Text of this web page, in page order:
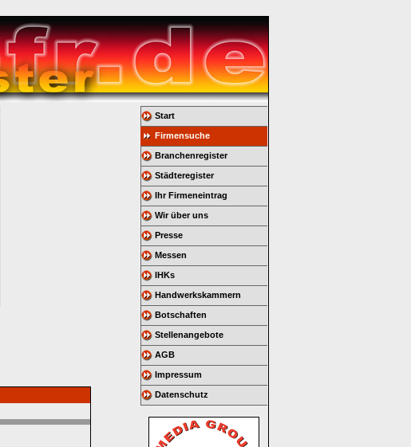
Start
Firmensuche
Branchenregister
Städteregister
Ihr Firmeneintrag
Wir über uns
Presse
Messen
IHKs
Handwerkskammern
Botschaften
Stellenangebote
AGB
Impressum
Datenschutz